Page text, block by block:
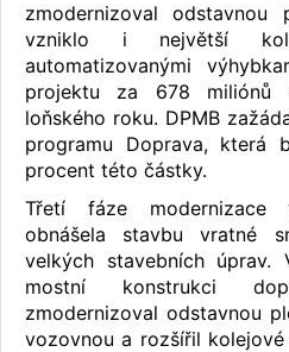
zmodernizoval
vzniklo i největší
automatizovanými
projektu za 678 miliónů
loňského roku. DPMB
programu Doprava, která
procent této částky.
Třetí fáze modernizace
obnášela stavbu vratné
velkých stavebních úprav.
mostní konstrukci
zmodernizoval odstavnou
vozovnou a rozšířil